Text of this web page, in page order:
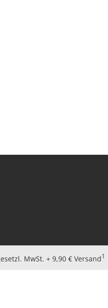
MwSt. + 9,90 € Versand1